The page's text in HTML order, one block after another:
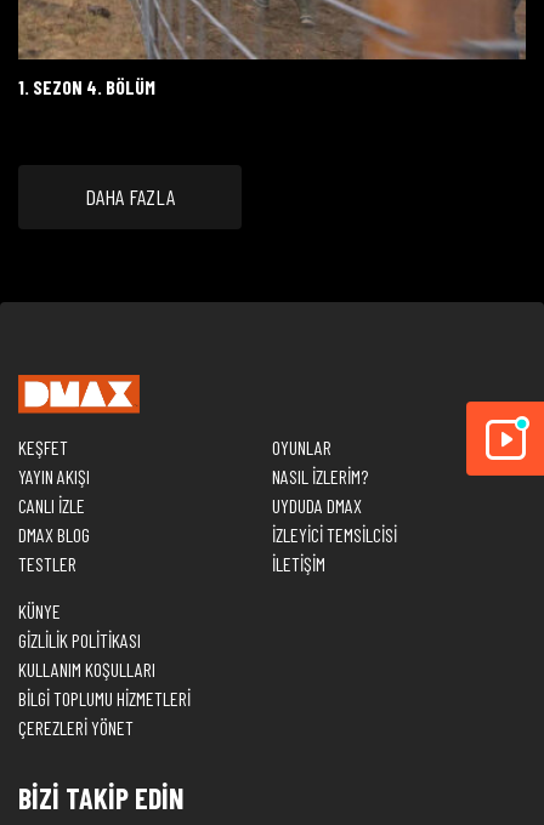
1. SEZON 4. BÖLÜM
DAHA FAZLA
KEŞFET
YAYIN AKIŞI
CANLI İZLE
DMAX BLOG
TESTLER
OYUNLAR
NASIL İZLERİM?
UYDUDA DMAX
İZLEYİCİ TEMSİLCİSİ
İLETİŞİM
KÜNYE
GİZLİLİK POLİTİKASI
KULLANIM KOŞULLARI
BİLGİ TOPLUMU HİZMETLERİ
ÇEREZLERİ YÖNET
BİZİ TAKİP EDİN